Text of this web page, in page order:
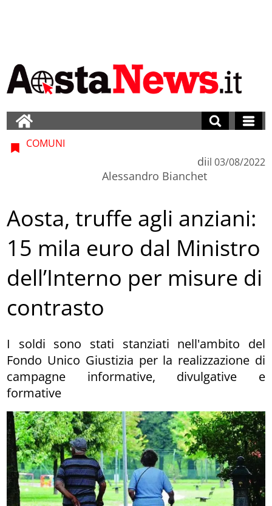
COMUNI
di
Alessandro Bianchet
il 03/08/2022
Aosta, truffe agli anziani:
15 mila euro dal Ministro
dell’Interno per misure di
contrasto
I soldi sono stati stanziati nell'ambito del
Fondo Unico Giustizia per la realizzazione di
campagne informative, divulgative e
formative